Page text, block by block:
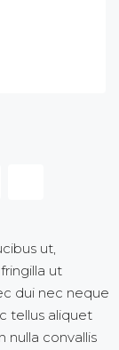
ut,
ut
dui nec neque
tellus aliquet
nulla convallis